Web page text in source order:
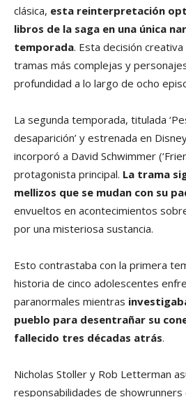
clásica, esta reinterpretación
libros de la saga en una única
temporada. Esta decisión
tramas más complejas y
profundidad a lo largo de ocho
La segunda temporada, titulada
desaparición’ y estrenada en
incorporó a David Schwimmer
protagonista principal. La trama
mellizos que se mudan con su
envueltos en acontecimientos
por una misteriosa sustancia.
Esto contrastaba con la primera
historia de cinco adolescentes
paranormales mientras
pueblo para desentrañar su
fallecido tres décadas atrás.
Nicholas Stoller y Rob Letterman
responsabilidades de showrunners